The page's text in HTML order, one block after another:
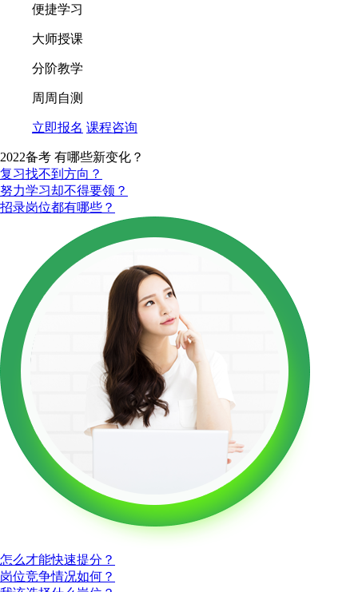
便捷学习
大师授课
分阶教学
周周自测
立即报名 课程咨询
2022备考 有哪些新变化？
复习找不到方向？
努力学习却不得要领？
招录岗位都有哪些？
怎么才能快速提分？
岗位竞争情况如何？